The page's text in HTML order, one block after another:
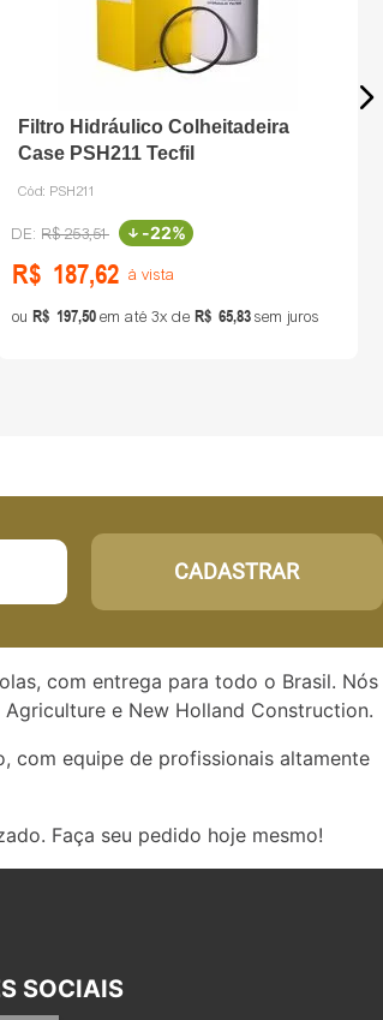
Filtro Hidráulico Colheitadeira
Case PSH211 Tecfil
Cód: PSH211
R$253,51 -22%
R$ 187,62 à vista
ou R$ 197,50em até 3 de R$ 65,83sem juros
CADASTRAR
com entrega para todo o Brasil. Nós
e New Holland Construction.
com equipe de profissionais altamente
Faça seu pedido hoje mesmo!
SOCIAIS